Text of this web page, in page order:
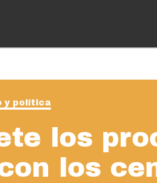
y política
los
con los